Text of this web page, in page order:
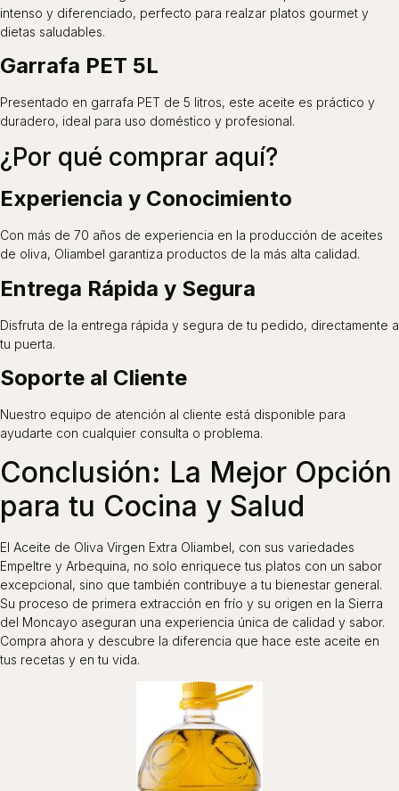
intenso y diferenciado, perfecto para realzar platos gourmet y
dietas saludables.
Garrafa PET 5L
Presentado en garrafa PET de 5 litros, este aceite es práctico y
duradero, ideal para uso doméstico y profesional.
¿Por qué comprar aquí?
Experiencia y Conocimiento
Con más de 70 años de experiencia en la producción de aceites
de oliva, Oliambel garantiza productos de la más alta calidad.
Entrega Rápida y Segura
Disfruta de la entrega rápida y segura de tu pedido, directamente a
tu puerta.
Soporte al Cliente
Nuestro equipo de atención al cliente está disponible para
ayudarte con cualquier consulta o problema.
Conclusión: La Mejor Opción
para tu Cocina y Salud
El Aceite de Oliva Virgen Extra Oliambel, con sus variedades
Empeltre y Arbequina, no solo enriquece tus platos con un sabor
excepcional, sino que también contribuye a tu bienestar general.
Su proceso de primera extracción en frío y su origen en la Sierra
del Moncayo aseguran una experiencia única de calidad y sabor.
Compra ahora y descubre la diferencia que hace este aceite en
tus recetas y en tu vida.